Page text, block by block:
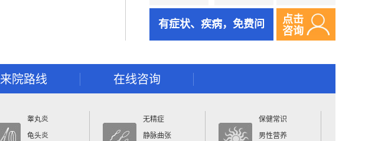
有症状、疾病，免费问
点击
咨询
来院路线 在线咨询
睾丸炎
龟头炎
无精症
静脉曲张
保健常识
男性营养